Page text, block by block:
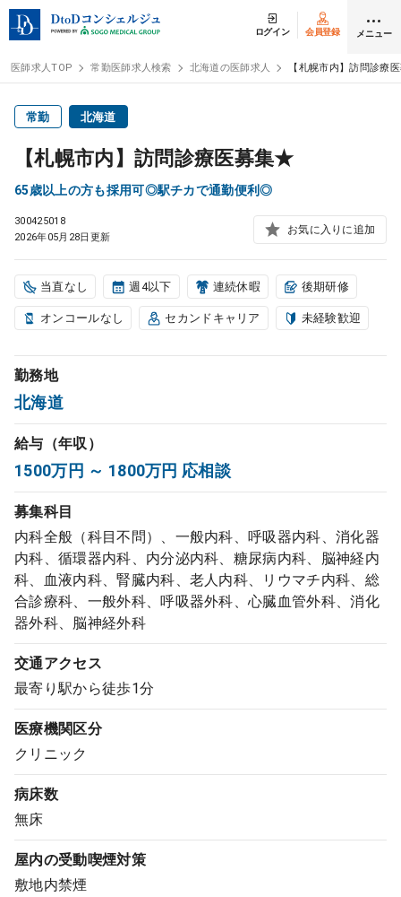
ログイン 会員登録 メニュー
医師求人
常勤検索
非常勤検索 アルバイト
スポット検索 アルバイト
DtoDの転職・
コンサルタント
成功事例
転職ノウハウ
受付時間 9:00 ～ 18:00 （平日）
0120-337-613
クリニック開業
DtoDとは
お問合せ
採用をお考えの医療機関の方
医師求人TOP 常勤医師求人検索 北海道の医師求人 【札幌市内】訪問診療
常勤 北海道
【札幌市内】訪問診療医募集★
65歳以上の方も採用可◎駅チカで通勤便利◎
300425018
2026年05月28日更新
お気に入りに追加
当直なし 週4以下 連続休暇 後期研修
オンコールなし セカンドキャリア 未経験歓迎
勤務地
北海道
給与（年収）
1500万円 ～ 1800万円 応相談
募集科目
内科全般（科目不問）、一般内科、呼吸器内科、消化器
内科、循環器内科、内分泌内科、糖尿病内科、脳神経内
科、血液内科、腎臓内科、老人内科、リウマチ内科、総
合診療科、一般外科、呼吸器外科、心臓血管外科、消化
器外科、脳神経外科
交通アクセス
最寄り駅から徒歩1分
医療機関区分
クリニック
病床数
無床
屋内の受動喫煙対策
敷地内禁煙